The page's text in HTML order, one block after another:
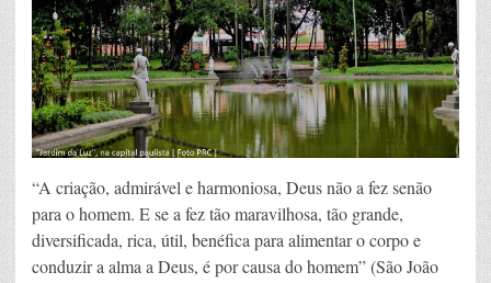
“A criação, admirável e harmoniosa, Deus não a fez senão
para o homem. E se a fez tão maravilhosa, tão grande,
diversificada, rica, útil, benéfica para alimentar o corpo e
conduzir a alma a Deus, é por causa do homem” (São João